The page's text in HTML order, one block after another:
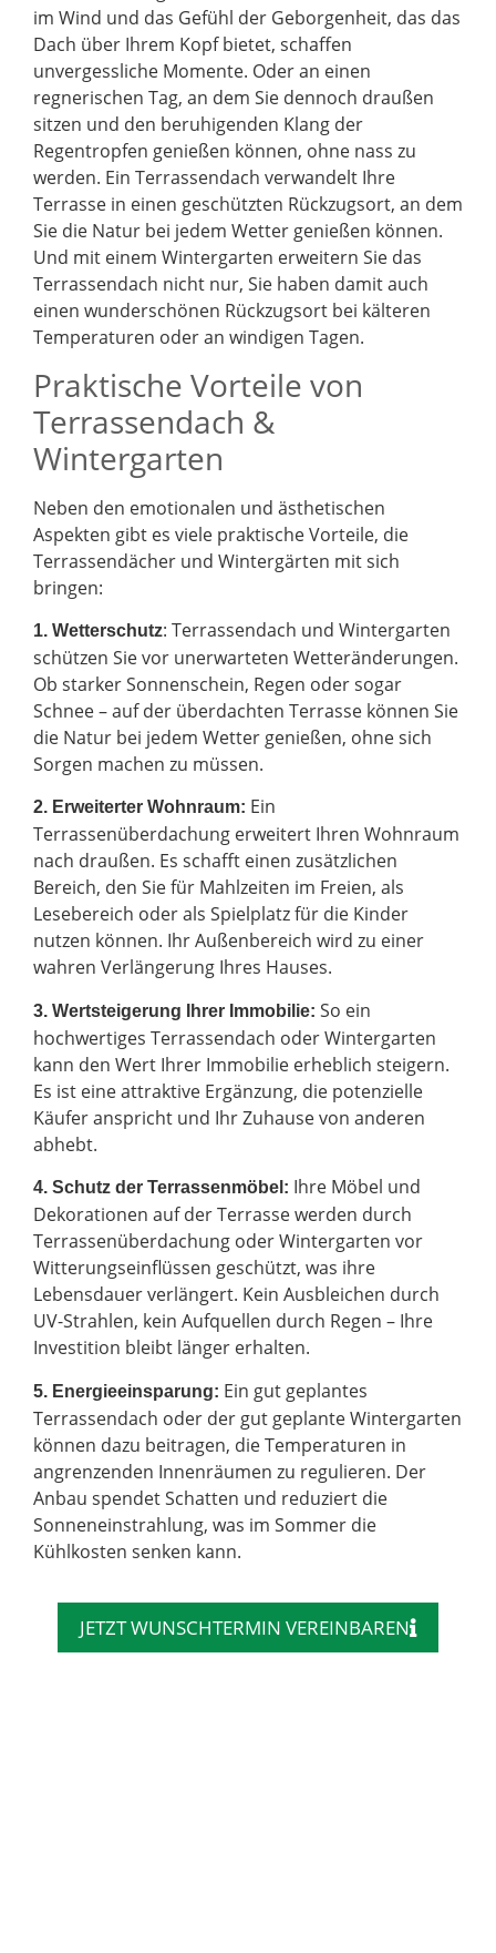
im Wind und das Gefühl der Geborgenheit, das das
Dach über Ihrem Kopf bietet, schaffen
unvergessliche Momente. Oder an einen
regnerischen Tag, an dem Sie dennoch draußen
sitzen und den beruhigenden Klang der
Regentropfen genießen können, ohne nass zu
werden. Ein Terrassendach verwandelt Ihre
Terrasse in einen geschützten Rückzugsort, an dem
Sie die Natur bei jedem Wetter genießen können.
Und mit einem Wintergarten erweitern Sie das
Terrassendach nicht nur, Sie haben damit auch
einen wunderschönen Rückzugsort bei kälteren
Temperaturen oder an windigen Tagen.
Praktische Vorteile von
Terrassendach &
Wintergarten
Neben den emotionalen und ästhetischen
Aspekten gibt es viele praktische Vorteile, die
Terrassendächer und Wintergärten mit sich
bringen:
1. Wetterschutz: Terrassendach und Wintergarten
schützen Sie vor unerwarteten Wetteränderungen.
Ob starker Sonnenschein, Regen oder sogar
Schnee – auf der überdachten Terrasse können Sie
die Natur bei jedem Wetter genießen, ohne sich
Sorgen machen zu müssen.
2. Erweiterter Wohnraum: Ein
Terrassenüberdachung erweitert Ihren Wohnraum
nach draußen. Es schafft einen zusätzlichen
Bereich, den Sie für Mahlzeiten im Freien, als
Lesebereich oder als Spielplatz für die Kinder
nutzen können. Ihr Außenbereich wird zu einer
wahren Verlängerung Ihres Hauses.
3. Wertsteigerung Ihrer Immobilie: So ein
hochwertiges Terrassendach oder Wintergarten
kann den Wert Ihrer Immobilie erheblich steigern.
Es ist eine attraktive Ergänzung, die potenzielle
Käufer anspricht und Ihr Zuhause von anderen
abhebt.
4. Schutz der Terrassenmöbel: Ihre Möbel und
Dekorationen auf der Terrasse werden durch
Terrassenüberdachung oder Wintergarten vor
Witterungseinflüssen geschützt, was ihre
Lebensdauer verlängert. Kein Ausbleichen durch
UV-Strahlen, kein Aufquellen durch Regen – Ihre
Investition bleibt länger erhalten.
5. Energieeinsparung: Ein gut geplantes
Terrassendach oder der gut geplante Wintergarten
können dazu beitragen, die Temperaturen in
angrenzenden Innenräumen zu regulieren. Der
Anbau spendet Schatten und reduziert die
Sonneneinstrahlung, was im Sommer die
Kühlkosten senken kann.
JETZT WUNSCHTERMIN VEREINBAREN